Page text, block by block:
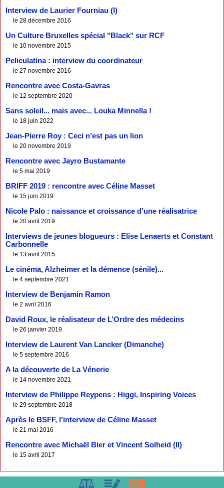
Interview de Laurier Fourniau (I)
le 28 décembre 2016
Un Culture Bruxelles spécial "Black" sur RCF
le 10 novembre 2015
Peliculatina : interview du coordinateur
le 27 novembre 2016
Rencontre avec Costa-Gavras
le 12 septembre 2020
Sans soleil... mais avec... Louka Minnella !
le 18 juin 2022
Jean-Pierre Roy : Ceci n’est pas un lion
le 20 novembre 2019
Rencontre avec Jayro Bustamante
le 5 mai 2019
BRIFF 2019 : rencontre avec Céline Masset
le 15 juin 2019
Nicole Palo : naissance et croissance d’une réalisatrice
le 20 avril 2019
Interviews de jeunes blogueurs : Elise Lenaerts et Constant
Carbonnelle
le 13 avril 2015
Le cinéma, Alzheimer et la démence (sénile)...
le 4 septembre 2021
Interview de Benjamin Ramon
le 2 avril 2016
David Roux, le réalisateur de L’Ordre des médecins
le 26 janvier 2019
Interview de Laurent Van Lancker (Dimanche)
le 5 septembre 2016
A la découverte de La Vénerie
le 14 novembre 2021
Interview de Philippe Reypens : Higgi, Inspiring Voices
le 29 septembre 2018
Après le BSFF, l’interview de Céline Masset
le 21 mai 2016
Rencontre avec Michaël Bier et Vincent Solheid (II)
le 15 avril 2017